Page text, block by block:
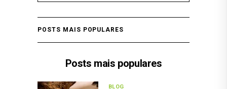
POSTS MAIS POPULARES
Posts mais populares
BLOG